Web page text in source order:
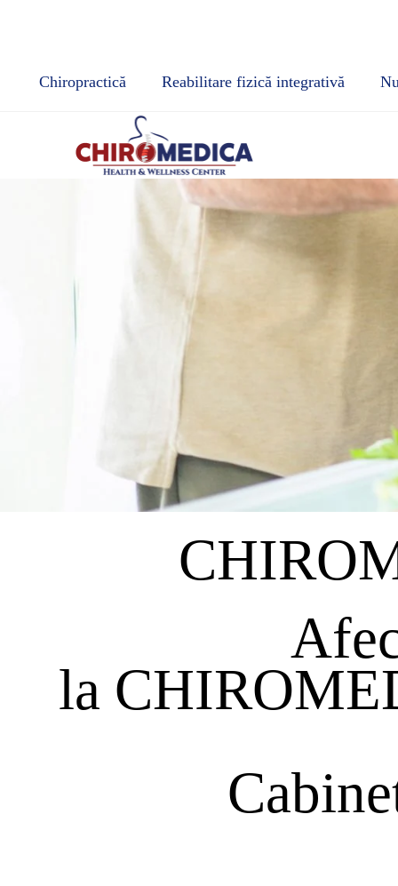
Chiropractică Reabilitare fizică integrativă
la